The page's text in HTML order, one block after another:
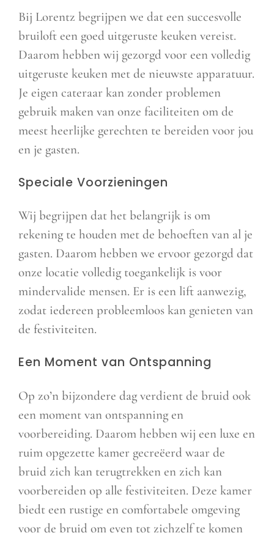
Bij Lorentz begrijpen we dat een succesvolle
bruiloft een goed uitgeruste keuken vereist.
Daarom hebben wij gezorgd voor een volledig
uitgeruste keuken met de nieuwste apparatuur.
Je eigen cateraar kan zonder problemen
gebruik maken van onze faciliteiten om de
meest heerlijke gerechten te bereiden voor jou
en je gasten.
Speciale Voorzieningen
Wij begrijpen dat het belangrijk is om
rekening te houden met de behoeften van al je
gasten. Daarom hebben we ervoor gezorgd dat
onze locatie volledig toegankelijk is voor
mindervalide mensen. Er is een lift aanwezig,
zodat iedereen probleemloos kan genieten van
de festiviteiten.
Een Moment van Ontspanning
Op zo’n bijzondere dag verdient de bruid ook
een moment van ontspanning en
voorbereiding. Daarom hebben wij een luxe en
ruim opgezette kamer gecreëerd waar de
bruid zich kan terugtrekken en zich kan
voorbereiden op alle festiviteiten. Deze kamer
biedt een rustige en comfortabele omgeving
voor de bruid om even tot zichzelf te komen